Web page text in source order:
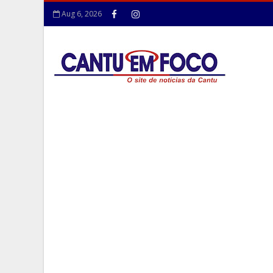
Aug 6, 2026